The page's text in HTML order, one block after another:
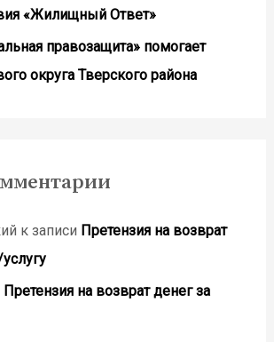
«Жилищный Ответ»
правозащита» помогает
округа Тверского района
к записи Претензия на возврат
Претензия на возврат денег за